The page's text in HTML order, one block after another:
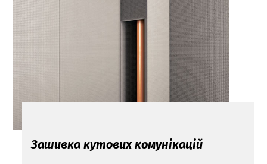
Зашивка кутових комунікацій